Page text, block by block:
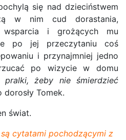
się nad dzieciństwem
w nim cud dorastania,
wsparcia i grożących mu
po jej przeczytaniu coś
i przynajmniej jedno
po wizycie w domu
pralki, żeby nie śmierdzieć
Tomek.
świat.
cytatami pochodzącymi z